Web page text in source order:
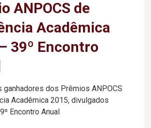
ANPOCS de
Acadêmica
39º Encontro
ganhadores dos Prêmios ANPOCS
Acadêmica 2015, divulgados
Encontro Anual